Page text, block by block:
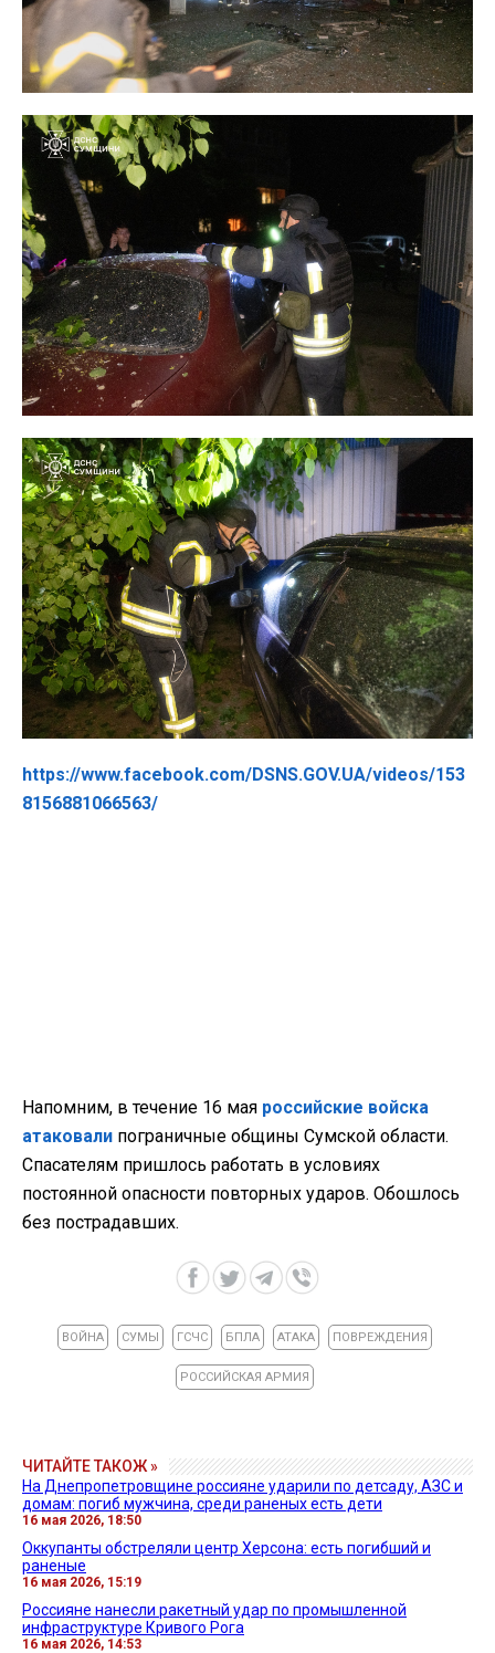
https://www.facebook.com/DSNS.GOV.UA/videos/153
8156881066563/
Напомним, в течение 16 мая российские войска
атаковали пограничные общины Сумской области.
Спасателям пришлось работать в условиях
постоянной опасности повторных ударов. Обошлось
без пострадавших.
ВОЙНА СУМЫ ГСЧС БПЛА АТАКА ПОВРЕЖДЕНИЯ
РОССИЙСКАЯ АРМИЯ
ЧИТАЙТЕ ТАКОЖ »
На Днепропетровщине россияне ударили по детсаду, АЗС и
домам: погиб мужчина, среди раненых есть дети
16 мая 2026, 18:50
Оккупанты обстреляли центр Херсона: есть погибший и
раненые
16 мая 2026, 15:19
Россияне нанесли ракетный удар по промышленной
инфраструктуре Кривого Рога
16 мая 2026, 14:53